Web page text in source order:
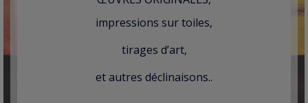
impressions sur toiles,
tirages d’art,
et autres déclinaisons..